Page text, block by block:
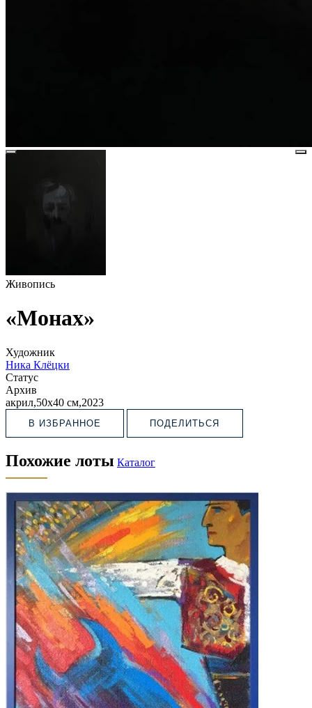
Живопись
«Монах»
Художник
Ника Клёцки
Статус
Архив
акрил,50х40 см,2023
В ИЗБРАННОЕ ПОДЕЛИТЬСЯ
Похожие лоты Каталог